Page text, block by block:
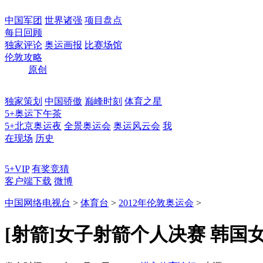
中国军团 世界诸强 项目盘点
每日回顾
独家评论 奥运画报 比赛场馆
伦敦攻略
原创
独家策划 中国骄傲 巅峰时刻 体育之星
5+奥运下午茶
5+北京奥运夜 全景奥运会 奥运风云会 我
在现场 历史
5+VIP 有奖竞猜
客户端下载 微博
中国网络电视台 > 体育台 > 2012年伦敦奥运会 >
[射箭]女子射箭个人决赛 韩国